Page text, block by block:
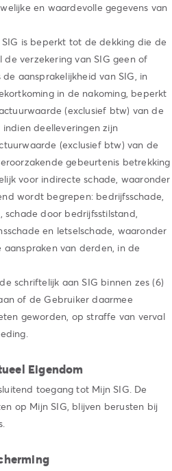
en waardevolle gegevens van
is beperkt tot de dekking die de
verzekering van SIG geen of
aansprakelijkheid van SIG, in
in de nakoming, beperkt
(exclusief btw) van de
deelleveringen zijn
(exclusief btw) van de
gebeurtenis betrekking
voor indirecte schade, waaronder
wordt begrepen: bedrijfsschade,
schade door bedrijfsstilstand,
en letselschade, waaronder
van derden, in de
schriftelijk aan SIG binnen zes (6)
of de Gebruiker daarmee
geworden, op straffe van verval
Eigendom
toegang tot Mijn SIG. De
op Mijn SIG, blijven berusten bij